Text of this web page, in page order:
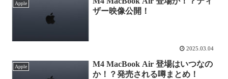
Apple
ザー映像公開！
2025.03.04
Apple
M4 MacBook Air 登場はいつなの
か！？発売される噂まとめ！